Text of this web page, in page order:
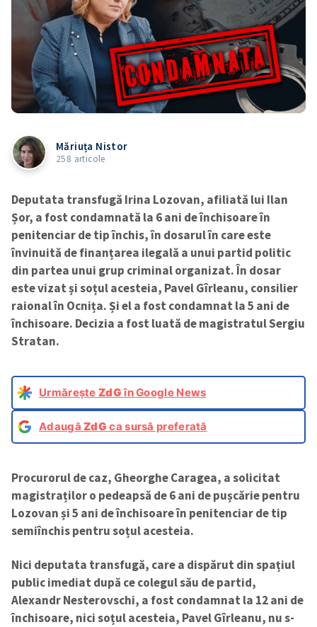
Măriuța Nistor
258 articole
Deputata transfugă Irina Lozovan, afiliată lui Ilan
Șor, a fost condamnată la 6 ani de închisoare în
penitenciar de tip închis, în dosarul în care este
învinuită de finanțarea ilegală a unui partid politic
din partea unui grup criminal organizat. În dosar
este vizat și soțul acesteia, Pavel Gîrleanu, consilier
raional în Ocnița. Și el a fost condamnat la 5 ani de
închisoare. Decizia a fost luată de magistratul Sergiu
Stratan.
Urmărește ZdGîn Google News
AdaugăZdG ca sursă preferată
Procurorul de caz, Gheorghe Caragea, a solicitat
magistraților o pedeapsă de 6 ani de pușcărie pentru
Lozovan și 5 ani de închisoare în penitenciar de tip
semiînchis pentru soțul acesteia.
Nici deputata transfugă, care a dispărut din spațiul
public imediat după ce colegul său de partid,
Alexandr Nesterovschi, a fost condamnat la 12 ani de
închisoare, nici soțul acesteia, Pavel Gîrleanu, nu s-